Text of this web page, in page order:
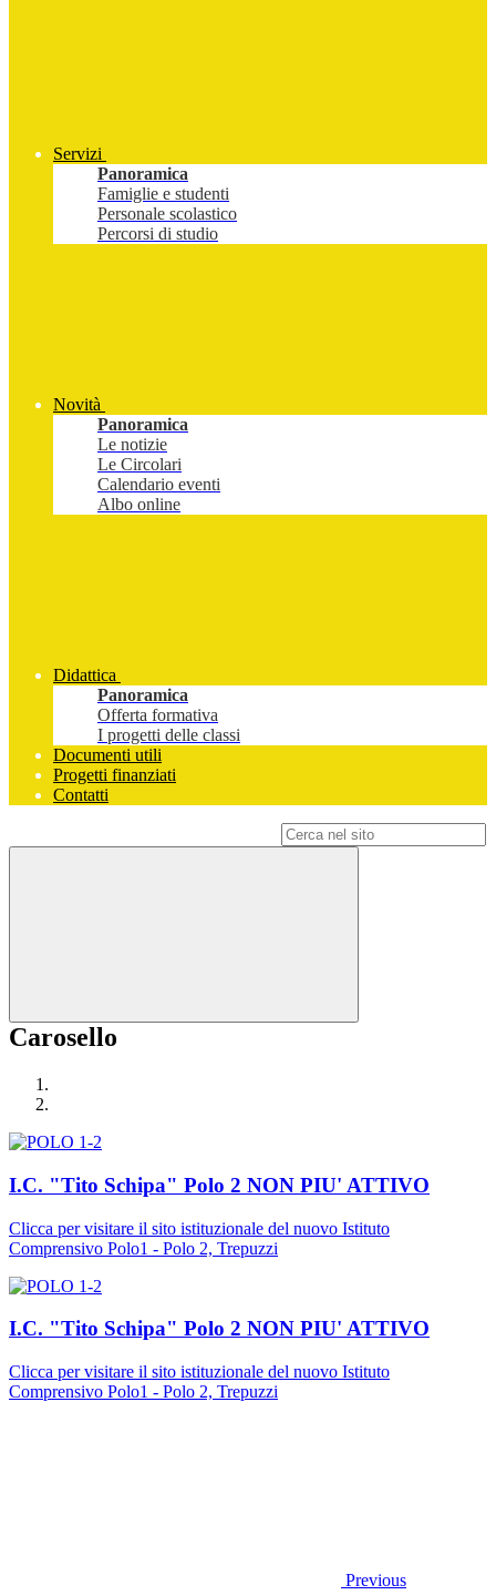
Servizi
Panoramica
Famiglie e studenti
Personale scolastico
Percorsi di studio
Novità
Panoramica
Le notizie
Le Circolari
Calendario eventi
Albo online
Didattica
Panoramica
Offerta formativa
I progetti delle classi
Documenti utili
Progetti finanziati
Contatti
Carosello
I.C. "Tito Schipa" Polo 2 NON PIU' ATTIVO
Clicca per visitare il sito istituzionale del nuovo Istituto
Comprensivo Polo1 - Polo 2, Trepuzzi
I.C. "Tito Schipa" Polo 2 NON PIU' ATTIVO
Clicca per visitare il sito istituzionale del nuovo Istituto
Comprensivo Polo1 - Polo 2, Trepuzzi
Previous